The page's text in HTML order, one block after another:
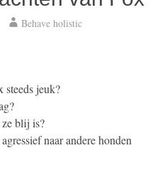
Behave holistic
steeds jeuk?
blij is?
naar andere honden